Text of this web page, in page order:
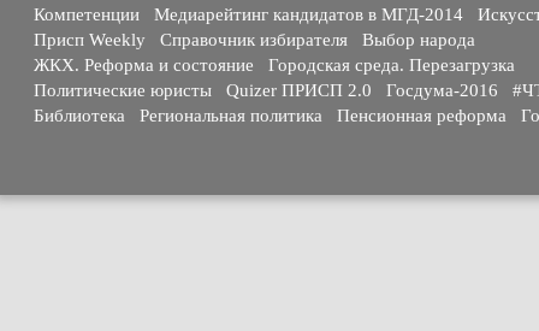
Компетенции
Медиарейтинг кандидатов в МГД-2014
Присп Weekly
Справочник избирателя
Выбор народа
ЖКХ. Реформа и состояние
Городская среда. Перезагрузка
Политические юристы
Quizer ПРИСП 2.0 Госдума-2016
Библиотека
Региональная политика Пенсионная реформа